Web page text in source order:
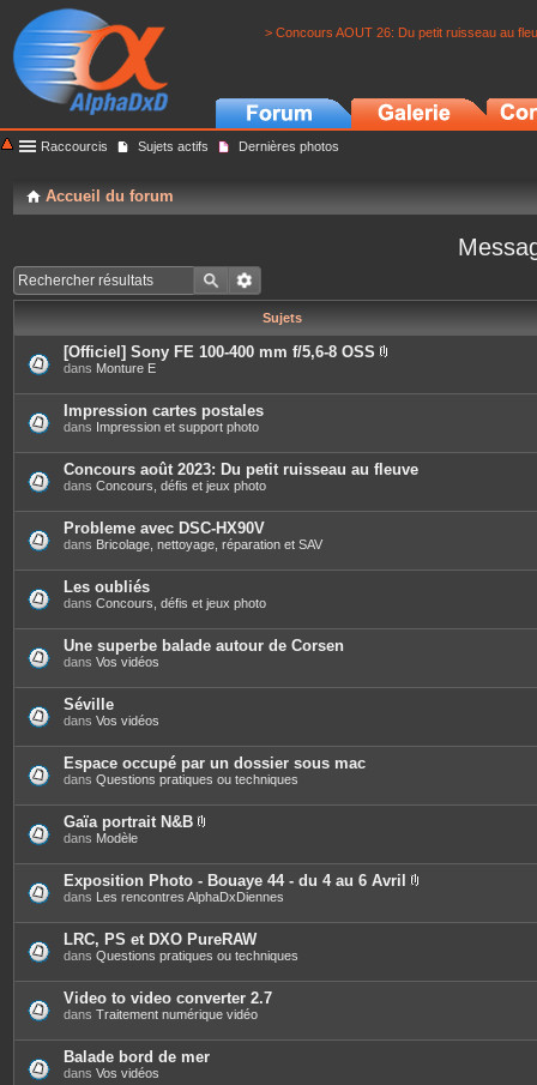
> Concours AOUT 26: Du petit ruisseau au
Raccourcis Sujets actifs Dernières photos
Accueil du forum
Sujets
[Officiel] Sony FE 100-400 mm f/5,6-8 OSS
è
j
o
i
t
dans Monture E
Impression cartes postales
dans Impression et support photo
Concours août 2023: Du petit ruisseau au fleuve
dans Concours, défis et jeux photo
Probleme avec DSC-HX90V
dans Bricolage, nettoyage, réparation et SAV
Les oubliés
dans Concours, défis et jeux photo
Une superbe balade autour de Corsen
dans Vos vidéos
Séville
dans Vos vidéos
Espace occupé par un dossier sous mac
dans Questions pratiques ou techniques
Gaïa portrait N&B
è
c
e
s
j
o
i
n
t
e
s
dans Modèle
Exposition Photo - Bouaye 44 - du 4 au 6 Avril
è
j
t
dans Les rencontres AlphaDxDiennes
LRC, PS et DXO PureRAW
dans Questions pratiques ou techniques
Video to video converter 2.7
dans Traitement numérique vidéo
Balade bord de mer
dans Vos vidéos